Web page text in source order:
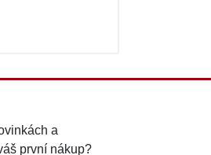
a
první nákup?